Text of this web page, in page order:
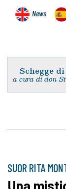
News
Schegge
a cura di don
SUOR RITA
Una